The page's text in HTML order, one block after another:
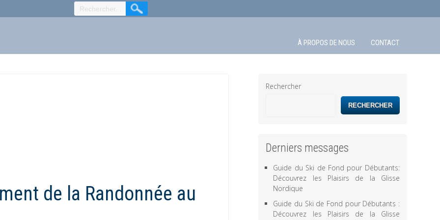
À PROPOS DE NOUS CONTACT
de la Randonnée au
Rechercher
RECHERCHER
Derniers messages
Guide du Ski de Fond pour Débutants:
Découvrez les Plaisirs de la Glisse
Nordique
Guide du Ski de Fond pour Débutants :
Découvrez les Plaisirs de la Glisse